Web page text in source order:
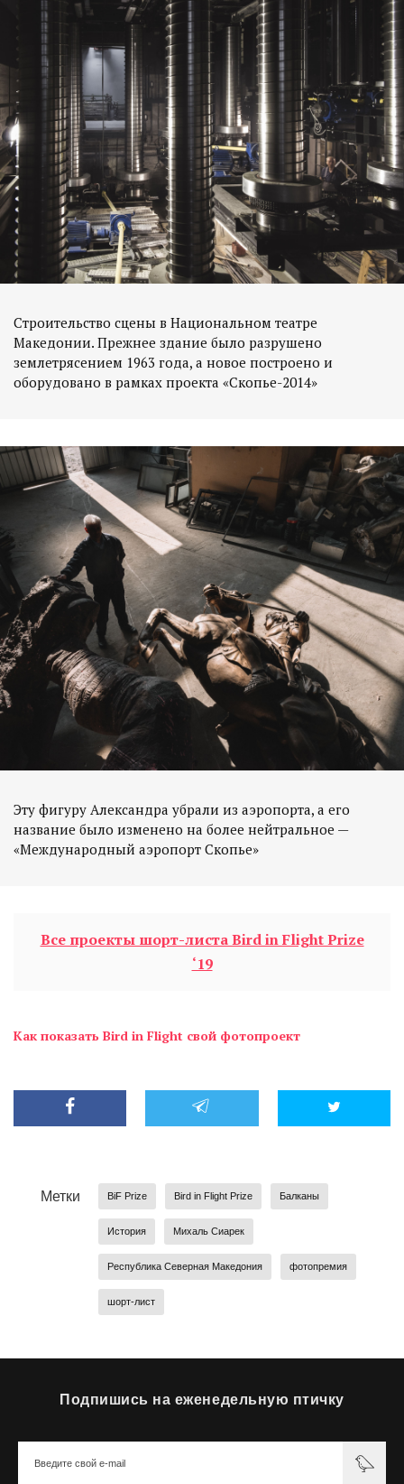
Строительство сцены в Национальном театре
Македонии. Прежнее здание было разрушено
землетрясением 1963 года, а новое построено и
оборудовано в рамках проекта «Скопье-2014»
Эту фигуру Александра убрали из аэропорта, а его
название было изменено на более нейтральное —
«Международный аэропорт Скопье»
Все проекты шорт-листа Bird in Flight Prize
‘19
Как показать Bird in Flight свой фотопроект
Метки BiF Prize Bird in Flight Prize Балканы
История Михаль Сиарек
Республика Северная Македония фотопремия
шорт-лист
Подпишись на еженедельную птичку